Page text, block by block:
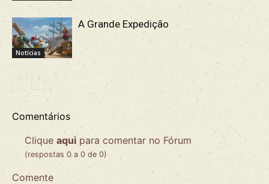
Notícias
A Grande Expedição
Comentários
Clique aqui para comentar no Fórum
(respostas 0 a 0 de 0)
Comente